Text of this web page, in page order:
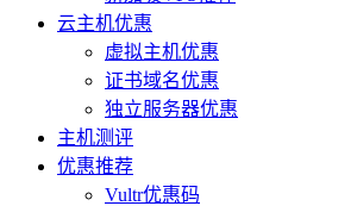
云主机优惠
虚拟主机优惠
证书域名优惠
独立服务器优惠
主机测评
优惠推荐
Vultr优惠码